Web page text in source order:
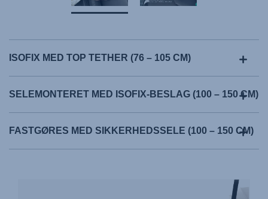
ISOFIX MED TOP TETHER (76 – 105 CM)
SELEMONTERET MED ISOFIX-BESLAG (100 – 150 CM)
FASTGØRES MED SIKKERHEDSSELE (100 – 150 CM)